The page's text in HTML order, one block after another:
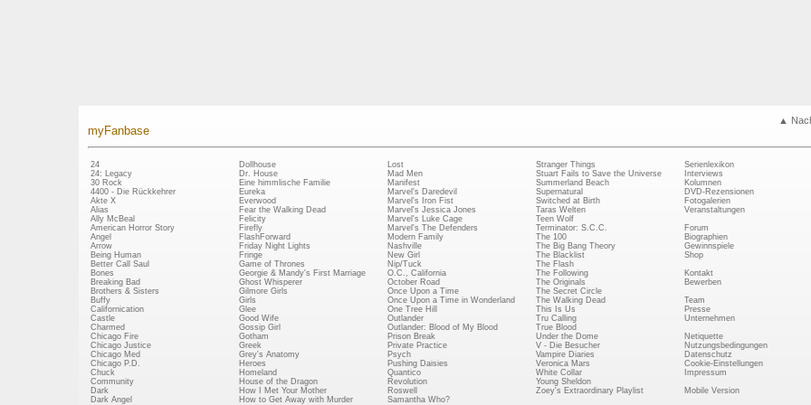
▲
myFanbase
24
24: Legacy
30 Rock
4400 - Die Rückkehrer
Akte X
Alias
Ally McBeal
American Horror Story
Angel
Arrow
Being Human
Better Call Saul
Bones
Breaking Bad
Brothers & Sisters
Buffy
Californication
Castle
Charmed
Chicago Fire
Chicago Justice
Chicago Med
Chicago P.D.
Chuck
Community
Dark
Dark Angel
Dollhouse
Dr. House
Eine himmlische Familie
Eureka
Everwood
Fear the Walking Dead
Felicity
Firefly
FlashForward
Friday Night Lights
Fringe
Game of Thrones
Georgie & Mandy's First Marriage
Ghost Whisperer
Gilmore Girls
Girls
Glee
Good Wife
Gossip Girl
Gotham
Greek
Grey's Anatomy
Heroes
Homeland
House of the Dragon
How I Met Your Mother
How to Get Away with Murder
Lost
Mad Men
Manifest
Marvel's Daredevil
Marvel's Iron Fist
Marvel's Jessica Jones
Marvel's Luke Cage
Marvel's The Defenders
Modern Family
Nashville
New Girl
Nip/Tuck
O.C., California
October Road
Once Upon a Time
Once Upon a Time in Wonderland
One Tree Hill
Outlander
Outlander: Blood of My Blood
Prison Break
Private Practice
Psych
Pushing Daisies
Quantico
Revolution
Roswell
Samantha Who?
Stranger Things
Stuart Fails to Save the Universe
Summerland Beach
Supernatural
Switched at Birth
Taras Welten
Teen Wolf
Terminator: S.C.C.
The 100
The Big Bang Theory
The Blacklist
The Flash
The Following
The Originals
The Secret Circle
The Walking Dead
This Is Us
Tru Calling
True Blood
Under the Dome
V - Die Besucher
Vampire Diaries
Veronica Mars
White Collar
Young Sheldon
Zoey's Extraordinary Playlist
Serienlexikon
Interviews
Kolumnen
DVD-Rezensionen
Fotogalerien
Veranstaltungen
Forum
Biographien
Gewinnspiele
Shop
Kontakt
Bewerben
Team
Presse
Unternehmen
Netiquette
Nutzungsbedingungen
Datenschutz
Cookie-Einstellungen
Impressum
Mobile Version